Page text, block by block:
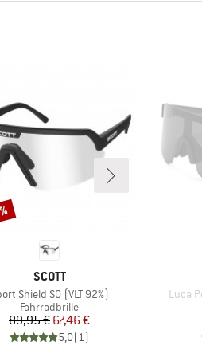
MARKE
SCOTT
Shield S0 (VLT 92%)
Produktgruppe
Fahrradbrille
Preis
89,95 €reduzierter Preis
67,46 €
5,0(1)
Artikel
Luca